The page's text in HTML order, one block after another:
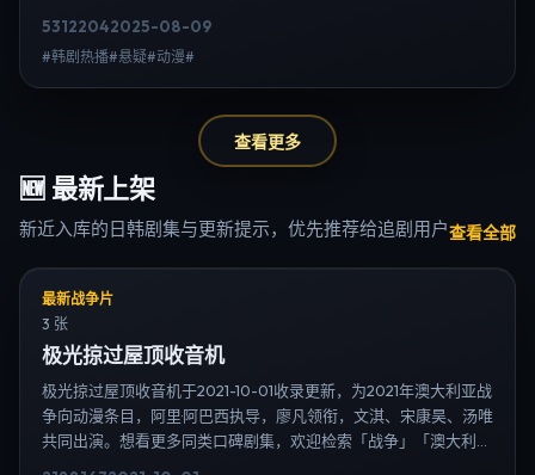
日韩电视剧、韩剧全集、日剧高清等长尾词。
53122042025-08-09
#韩剧热播#悬疑#动漫#
查看更多
🆕 最新上架
新近入库的日韩剧集与更新提示，优先推荐给追剧用户查看全部
最新战争片
3 张
极光掠过屋顶收音机
极光掠过屋顶收音机于2021-10-01收录更新，为2021年澳大利亚战
争向动漫条目，阿里·阿巴西执导，廖凡领衔，文淇、宋康昊、汤唯
共同出演。想看更多同类口碑剧集，欢迎检索「战争」「澳大利